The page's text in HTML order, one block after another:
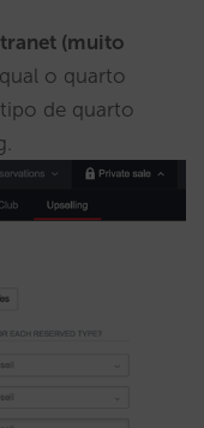
(muito
o quarto
de quarto